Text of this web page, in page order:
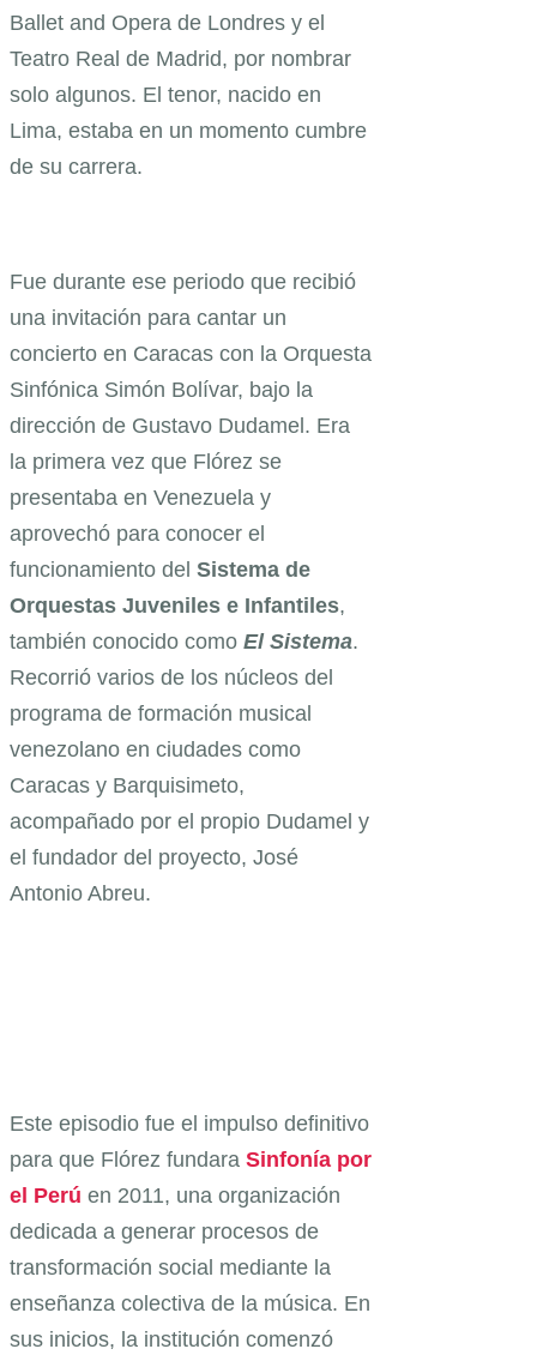
Ballet and Opera de Londres y el
Teatro Real de Madrid, por nombrar
solo algunos. El tenor, nacido en
Lima, estaba en un momento cumbre
de su carrera.
Fue durante ese periodo que recibió
una invitación para cantar un
concierto en Caracas con la Orquesta
Sinfónica Simón Bolívar, bajo la
dirección de Gustavo Dudamel. Era
la primera vez que Flórez se
presentaba en Venezuela y
aprovechó para conocer el
funcionamiento del Sistema de
Orquestas Juveniles e Infantiles,
también conocido como El Sistema.
Recorrió varios de los núcleos del
programa de formación musical
venezolano en ciudades como
Caracas y Barquisimeto,
acompañado por el propio Dudamel y
el fundador del proyecto, José
Antonio Abreu.
Este episodio fue el impulso definitivo
para que Flórez fundara Sinfonía por
el Perú en 2011, una organización
dedicada a generar procesos de
transformación social mediante la
enseñanza colectiva de la música. En
sus inicios, la institución comenzó